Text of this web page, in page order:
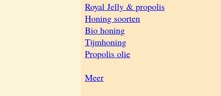
Royal Jelly & propolis
Honing soorten
Bio honing
Tijmhoning
Propolis olie
Meer